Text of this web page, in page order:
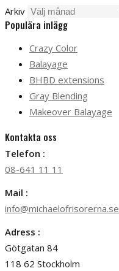
Arkiv
Populära inlägg
Crazy Color
Balayage
BHBD extensions
Gray Blending
Makeover Balayage
Kontakta oss
Telefon :
08-641 11 11
Mail :
info@michaelofrisorerna.se
Adress :
Götgatan 84
118 62 Stockholm